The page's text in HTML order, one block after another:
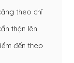
theo chỉ
thận lên
đến theo